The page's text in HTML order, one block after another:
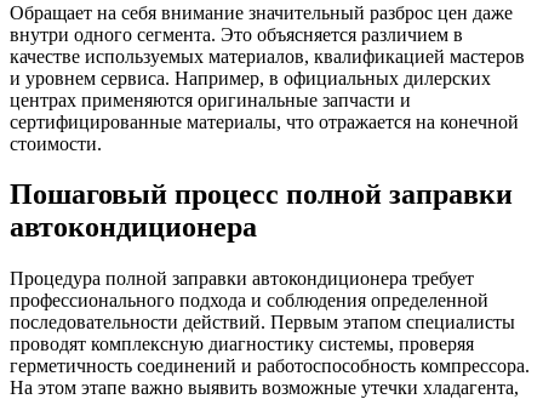
Обращает на себя внимание значительный разброс цен даже
внутри одного сегмента. Это объясняется различием в
качестве используемых материалов, квалификацией мастеров
и уровнем сервиса. Например, в официальных дилерских
центрах применяются оригинальные запчасти и
сертифицированные материалы, что отражается на конечной
стоимости.
Пошаговый процесс полной заправки
автокондиционера
Процедура полной заправки автокондиционера требует
профессионального подхода и соблюдения определенной
последовательности действий. Первым этапом специалисты
проводят комплексную диагностику системы, проверяя
герметичность соединений и работоспособность компрессора.
На этом этапе важно выявить возможные утечки хладагента,